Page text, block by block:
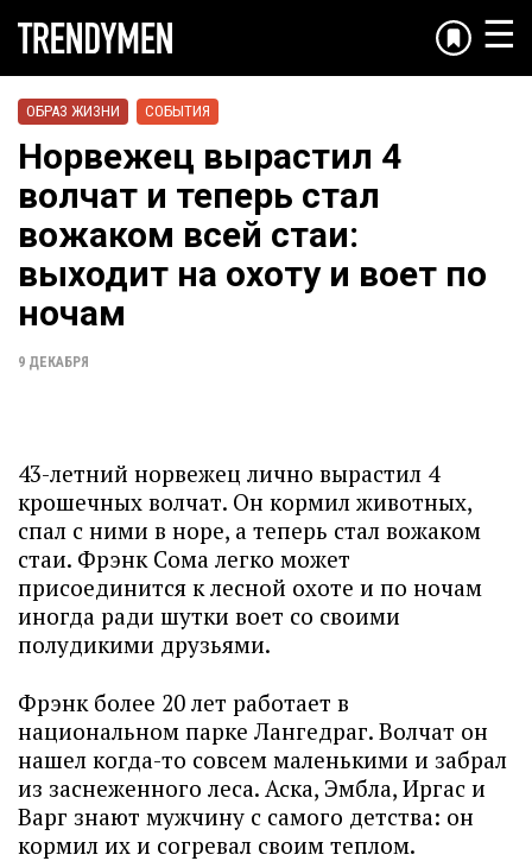
☰
ОБРАЗ ЖИЗНИ СОБЫТИЯ
Норвежец вырастил 4
волчат и теперь стал
вожаком всей стаи:
выходит на охоту и воет по
ночам
9 ДЕКАБРЯ
43-летний норвежец лично вырастил 4
крошечных волчат. Он кормил животных,
спал с ними в норе, а теперь стал вожаком
стаи. Фрэнк Сома легко может
присоединится к лесной охоте и по ночам
иногда ради шутки воет со своими
полудикими друзьями.
Фрэнк более 20 лет работает в
национальном парке Лангедраг. Волчат он
нашел когда-то совсем маленькими и забрал
из заснеженного леса. Аска, Эмбла, Иргас и
Варг знают мужчину с самого детства: он
кормил их и согревал своим теплом.